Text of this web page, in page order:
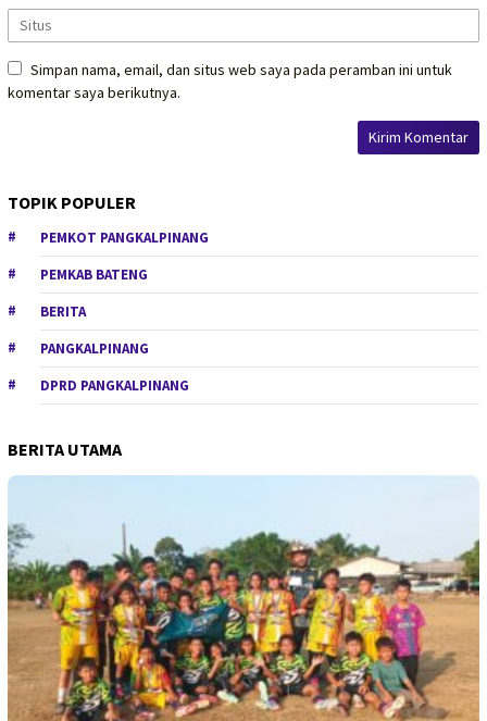
Simpan nama, email, dan situs web saya pada peramban ini untuk
komentar saya berikutnya.
TOPIK POPULER
PEMKOT PANGKALPINANG
PEMKAB BATENG
BERITA
PANGKALPINANG
DPRD PANGKALPINANG
BERITA UTAMA